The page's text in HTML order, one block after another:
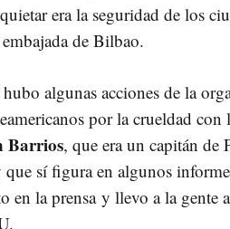
era la seguridad de los
de Bilbao.
algunas acciones de la
por la crueldad con
Barrios, que era un capitán de
sí figura en algunos
en la prensa y llevo a la gente